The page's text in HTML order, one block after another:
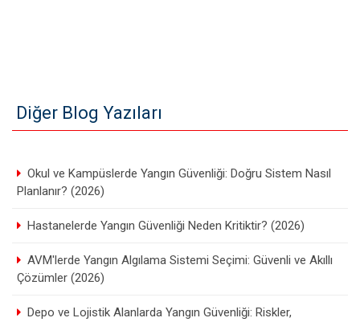
Diğer Blog Yazıları
Okul ve Kampüslerde Yangın Güvenliği: Doğru Sistem Nasıl
Planlanır? (2026)
Hastanelerde Yangın Güvenliği Neden Kritiktir? (2026)
AVM'lerde Yangın Algılama Sistemi Seçimi: Güvenli ve Akıllı
Çözümler (2026)
Depo ve Lojistik Alanlarda Yangın Güvenliği: Riskler,